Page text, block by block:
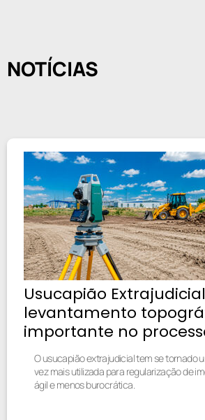
NOTÍCIAS
Usucapião
levantamento
importante no
O usucapião extrajudicial tem se tornado
vez mais utilizada para regularização de
ágil e menos burocrática.